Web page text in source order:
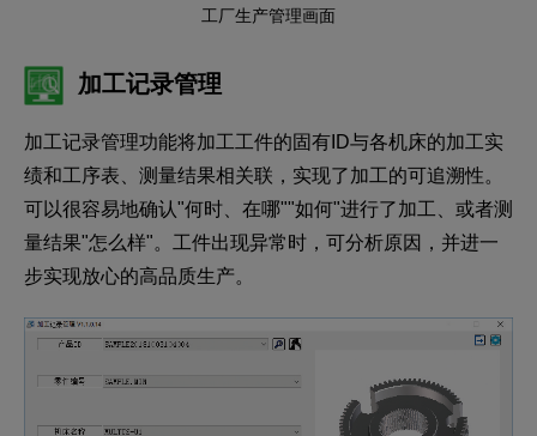
工厂生产管理画面
加工记录管理
加工记录管理功能将加工工件的固有ID与各机床的加工实
绩和工序表、测量结果相关联，实现了加工的可追溯性。
可以很容易地确认"何时、在哪""如何"进行了加工、或者测
量结果"怎么样"。工件出现异常时，可分析原因，并进一
步实现放心的高品质生产。